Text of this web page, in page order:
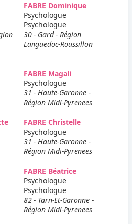
FABRE Dominique
Psychologue
Psychologue
30 - Gard - Région
Languedoc-Roussillon
FABRE Magali
Psychologue
31 - Haute-Garonne -
Région Midi-Pyrenees
FABRE Christelle
Psychologue
31 - Haute-Garonne -
Région Midi-Pyrenees
FABRE Béatrice
Psychologue
Psychologue
82 - Tarn-Et-Garonne -
Région Midi-Pyrenees